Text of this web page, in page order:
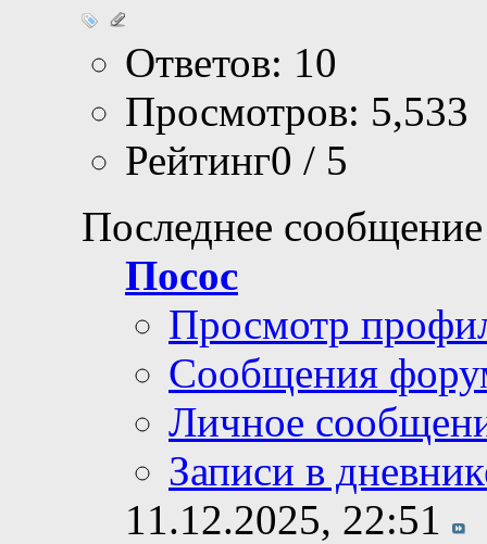
Ответов: 10
Просмотров: 5,533
Рейтинг0 / 5
Последнее
Посос
Просмотр
Сообщения
Личное
Записи в
11.12.2025, 22:51